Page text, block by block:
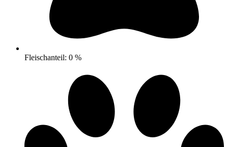
Fleischanteil: 0 %